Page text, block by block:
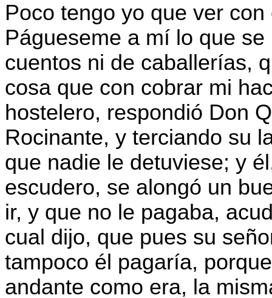
Poco tengo yo que ver
Págueseme a mí lo que
cuentos ni de caballerías,
cosa que con cobrar mi
hostelero, respondió Don
Rocinante, y terciando su
que nadie le detuviese; y
escudero, se alongó un
ir, y que no le pagaba,
cual dijo, que pues su
tampoco él pagaría,
andante como era, la